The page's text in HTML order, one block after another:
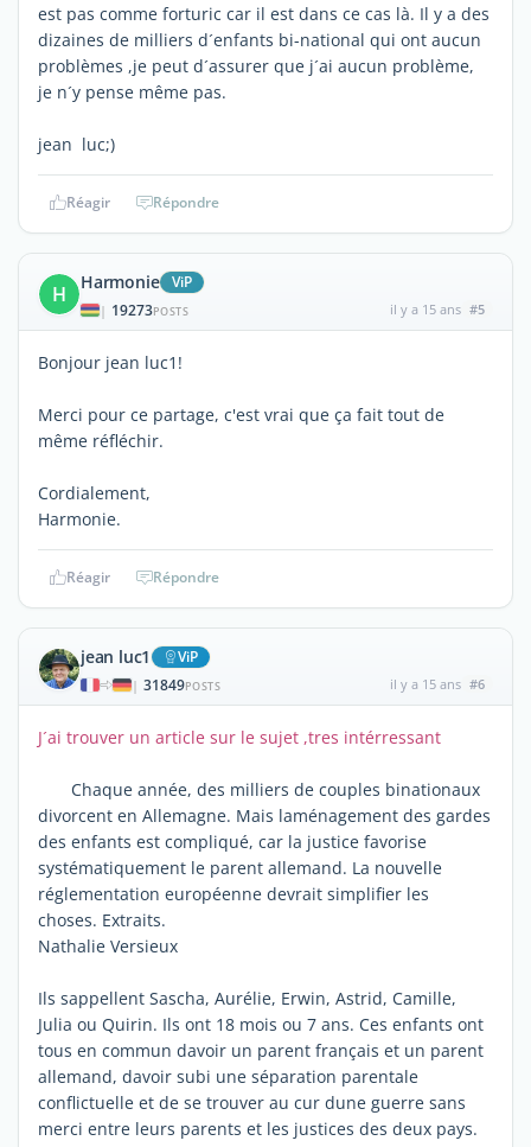
est pas comme forturic car il est dans ce cas là. Il y a des
dizaines de milliers d´enfants bi-national qui ont aucun
problèmes ,je peut d´assurer que j´ai aucun problème,
je n´y pense même pas.
jean luc;)
Réagir Répondre
H Harmonie ViP
| 19273POSTS il y a 15 ans #5
Bonjour jean luc1!
Merci pour ce partage, c'est vrai que ça fait tout de
même réfléchir.
Cordialement,
Harmonie.
Réagir Répondre
jean luc1 ViP
| 31849POSTS il y a 15 ans #6
J´ai trouver un article sur le sujet ,tres intérressant
Chaque année, des milliers de couples binationaux
divorcent en Allemagne. Mais laménagement des gardes
des enfants est compliqué, car la justice favorise
systématiquement le parent allemand. La nouvelle
réglementation européenne devrait simplifier les
choses. Extraits.
Nathalie Versieux
Ils sappellent Sascha, Aurélie, Erwin, Astrid, Camille,
Julia ou Quirin. Ils ont 18 mois ou 7 ans. Ces enfants ont
tous en commun davoir un parent français et un parent
allemand, davoir subi une séparation parentale
conflictuelle et de se trouver au cur dune guerre sans
merci entre leurs parents et les justices des deux pays.